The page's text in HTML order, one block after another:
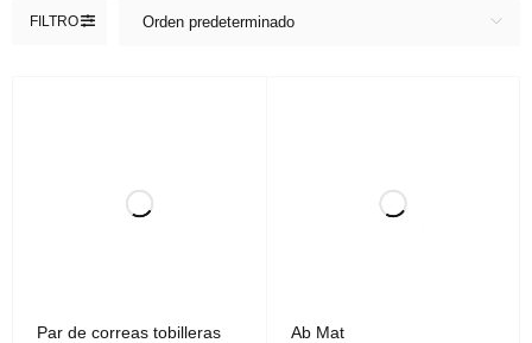
FILTRO Orden predeterminado
Par de correas tobilleras
Ab Mat